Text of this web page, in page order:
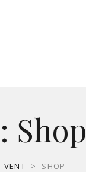
Shop
VENT > SHOP